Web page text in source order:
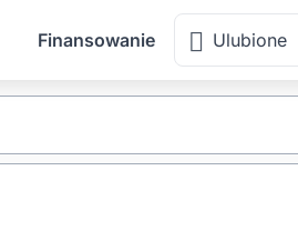
Finansowanie Ulubione